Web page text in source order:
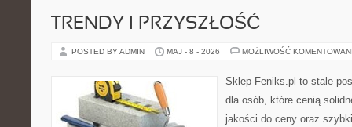
TRENDY I PRZYSZŁOŚĆ
POSTED BY ADMIN MAJ - 8 - 2026 MOŻLIWOŚĆ
Sklep-Feniks.pl to stale
dla osób, które cenią
jakości do ceny oraz